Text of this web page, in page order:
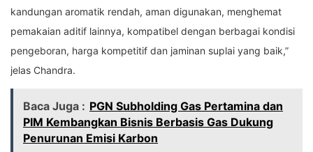
kandungan aromatik rendah, aman digunakan, menghemat
pemakaian aditif lainnya, kompatibel dengan berbagai kondisi
pengeboran, harga kompetitif dan jaminan suplai yang baik,”
jelas Chandra.
Baca Juga : PGN Subholding Gas Pertamina dan
PIM Kembangkan Bisnis Berbasis Gas Dukung
Penurunan Emisi Karbon